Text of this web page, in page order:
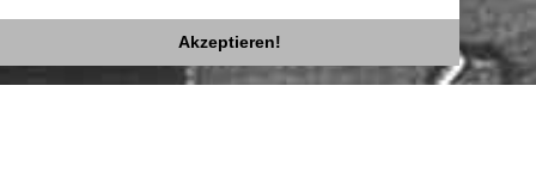
Akzeptieren!